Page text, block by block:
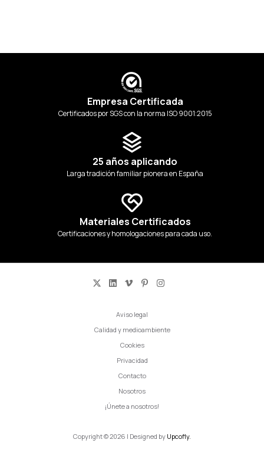
Empresa Certificada
Certificados por SGS con la norma ISO 9001:2015
25 años aplicando
Larga tradición familiar pionera en España
Materiales Certificados
Certificaciones y homologaciones para cada uso.
Aviso legal
Calidad y medioambiente
Cookies
Privacidad
Contacto
Nosotros
¡Únete a nosotros!
Copyright © 2026 | Designed by Upcofly.